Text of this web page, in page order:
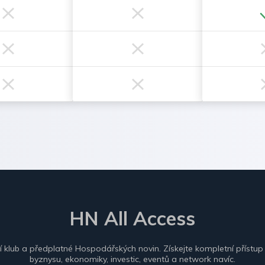
HN All Access
klub a předplatné Hospodářských novin. Získejte kompletní
byznysu, ekonomiky, investic, eventů a network navíc.